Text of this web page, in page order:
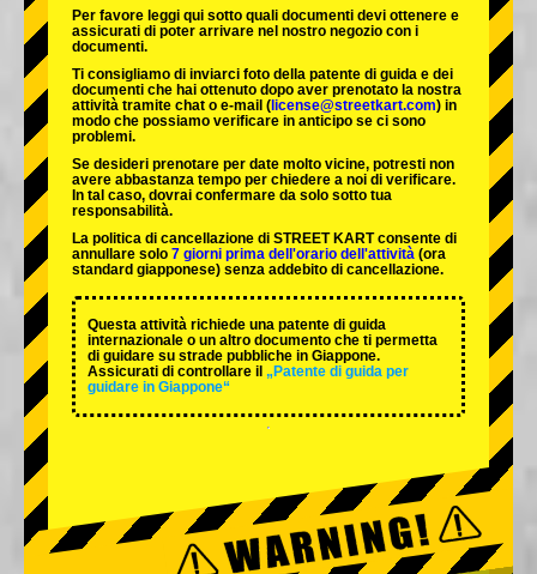
Per favore leggi qui sotto quali documenti devi ottenere e
assicurati di poter arrivare nel nostro negozio con i
documenti.
Ti consigliamo di inviarci foto della patente di guida e dei
documenti che hai ottenuto dopo aver prenotato la nostra
attività tramite chat o e-mail ( license@streetkart.com) in
modo che possiamo verificare in anticipo se ci sono
problemi.
Se desideri prenotare per date molto vicine, potresti non
avere abbastanza tempo per chiedere a noi di verificare.
In tal caso, dovrai confermare da solo sotto tua
responsabilità.
La politica di cancellazione di STREET KART consente di
annullare solo 7 giorni prima dell'orario dell'attività (ora
standard giapponese) senza addebito di cancellazione.
Questa attività richiede una patente di guida
internazionale o un altro documento che ti permetta
di guidare su strade pubbliche in Giappone.
Assicurati di controllare il „Patente di guida per
guidare in Giappone“